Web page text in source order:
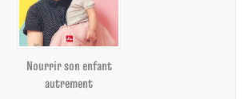
Nourrir son enfant
autrement